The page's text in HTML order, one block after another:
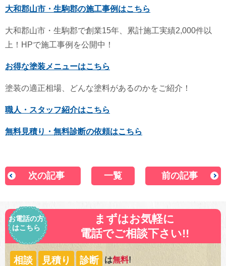
大和郡山市・生駒郡の施工事例はこちら
大和郡山市・生駒郡で創業15年、累計施工実績2,000件以
上！HPで施工事例を公開中！
お得な塗装メニューはこちら
塗装の適正相場、どんな塗料があるのかをご紹介！
職人・スタッフ紹介はこちら
無料見積り・無料診断の依頼はこちら
次の記事 一覧 前の記事
お電話の方
はこちら
まずはお気軽に
電話でご相談下さい!!
相談 見積り 診断 は無料!